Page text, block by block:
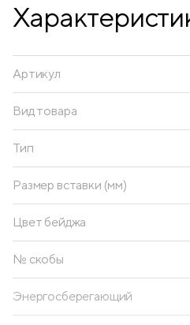
• Количество
Артикул
Вид товара
Тип
Размер вставки (мм)
Цвет бейджа
№ скобы
Энергосберегающий